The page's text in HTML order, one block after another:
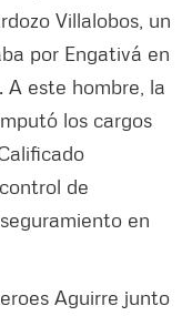
Villalobos, un
por Engativá en
A este hombre, la
los cargos
de
en
Aguirre junto